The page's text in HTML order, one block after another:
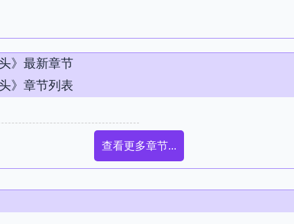
》最新章节
》章节列表
查看更多章节...